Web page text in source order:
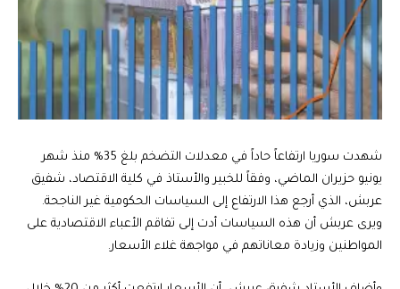
شهدت سوريا ارتفاعاً حاداً في معدلات التضخم بلغ 35% منذ شهر
يونيو حزيران الماضي، وفقاً للخبير والأستاذ في كلية الاقتصاد، شفيق
عربش، الذي أرجع هذا الارتفاع إلى السياسات الحكومية غير الناجحة.
ويرى عربش أن هذه السياسات أدت إلى تفاقم الأعباء الاقتصادية على
المواطنين وزيادة معاناتهم في مواجهة غلاء الأسعار.